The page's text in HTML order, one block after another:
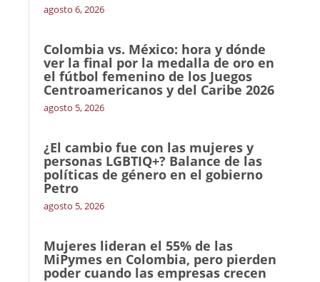
agosto 6, 2026
Colombia vs. México: hora y dónde
ver la final por la medalla de oro en
el fútbol femenino de los Juegos
Centroamericanos y del Caribe 2026
agosto 5, 2026
¿El cambio fue con las mujeres y
personas LGBTIQ+? Balance de las
políticas de género en el gobierno
Petro
agosto 5, 2026
Mujeres lideran el 55% de las
MiPymes en Colombia, pero pierden
poder cuando las empresas crecen